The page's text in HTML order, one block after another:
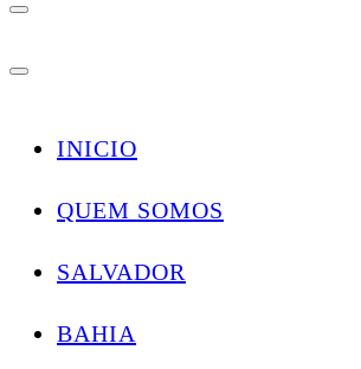
INICIO
QUEM SOMOS
SALVADOR
BAHIA